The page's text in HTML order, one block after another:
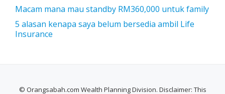
Macam mana mau standby RM360,000 untuk family
5 alasan kenapa saya belum bersedia ambil Life
Insurance
© Orangsabah.com Wealth Planning Division. Disclaimer: This